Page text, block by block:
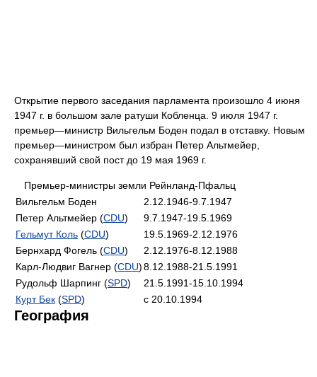
Открытие первого заседания парламента произошло 4 июня
1947 г. в большом зале ратуши Кобленца. 9 июля 1947 г.
премьер—министр Вильгельм Боден подал в отставку. Новым
премьер—министром был избран Петер Альтмейер,
сохранявший свой пост до 19 мая 1969 г.
Премьер-министры земли Рейнланд-Пфальц
Вильгельм Боден
2.12.1946-9.7.1947
Петер Альтмейер (CDU)
9.7.1947-19.5.1969
Гельмут Коль (CDU)
19.5.1969-2.12.1976
Бернхард Фогель (CDU)
2.12.1976-8.12.1988
Карл-Людвиг Вагнер (CDU)8.12.1988-21.5.1991
Рудольф Шарпинг (SPD)
21.5.1991-15.10.1994
Курт Бек (SPD) с 20.10.1994
География